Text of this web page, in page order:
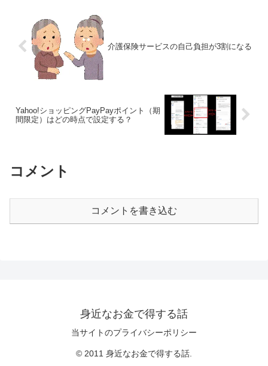
介護保険サービスの自己負担が3割になる
Yahoo!ショッピングPayPayポイント（期
間限定）はどの時点で設定する？
コメント
コメントを書き込む
身近なお金で得する話
当サイトのプライバシーポリシー
© 2011 身近なお金で得する話.